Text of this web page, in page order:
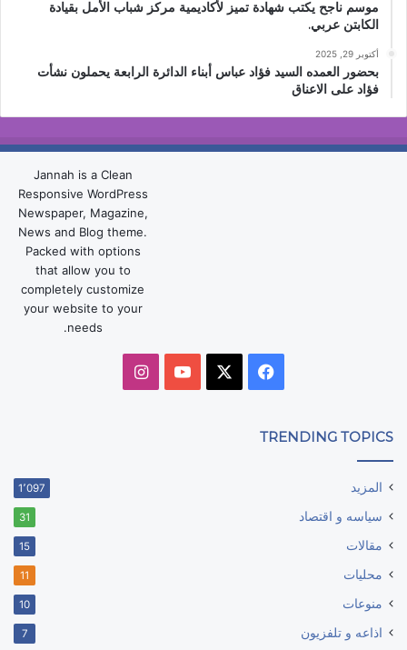
موسم ناجح يكتب شهادة تميز لأكاديمية مركز شباب الأمل بقيادة
الكابتن عربي.
أكتوبر 29, 2025
بحضور العمده السيد فؤاد عباس أبناء الدائرة الرابعة يحملون نشأت
فؤاد على الاعناق
Jannah is a Clean
Responsive WordPress
Newspaper, Magazine,
News and Blog theme.
Packed with options
that allow you to
completely customize
your website to your
needs.
فيسبوك ‫YouTubeانستقرام
TRENDING TOPICS
المزيد 1٬097
سياسه و اقتصاد 31
مقالات 15
محليات 11
منوعات 10
اذاعه و تلفزيون 7